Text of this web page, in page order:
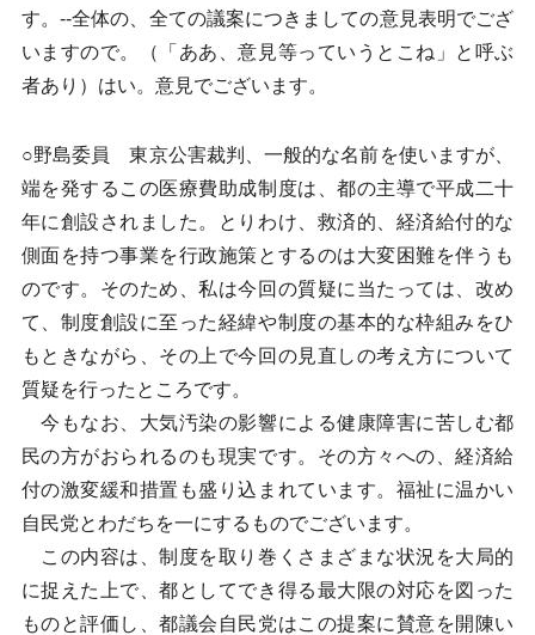
す。--全体の、全ての議案につきましての意見表明でござ
いますので。（「ああ、意見等っていうとこね」と呼ぶ
者あり）はい。意見でございます。
○野島委員 東京公害裁判、一般的な名前を使いますが、
端を発するこの医療費助成制度は、都の主導で平成二十
年に創設されました。とりわけ、救済的、経済給付的な
側面を持つ事業を行政施策とするのは大変困難を伴うも
のです。そのため、私は今回の質疑に当たっては、改め
て、制度創設に至った経緯や制度の基本的な枠組みをひ
もときながら、その上で今回の見直しの考え方について
質疑を行ったところです。
今もなお、大気汚染の影響による健康障害に苦しむ都
民の方がおられるのも現実です。その方々への、経済給
付の激変緩和措置も盛り込まれています。福祉に温かい
自民党とわだちを一にするものでございます。
この内容は、制度を取り巻くさまざまな状況を大局的
に捉えた上で、都としてでき得る最大限の対応を図った
ものと評価し、都議会自民党はこの提案に賛意を開陳い